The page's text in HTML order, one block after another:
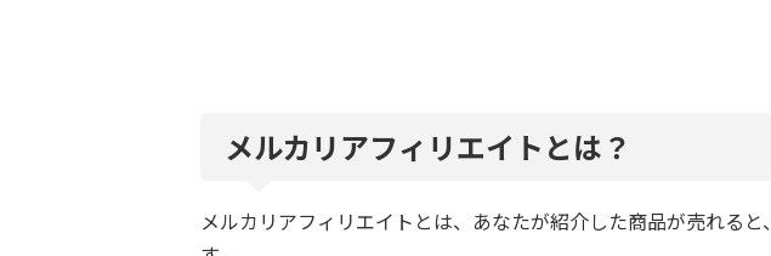
メルカリアフィリエイトとは？
メルカリアフィリエイトとは、あなたが紹介した商品が売れると、